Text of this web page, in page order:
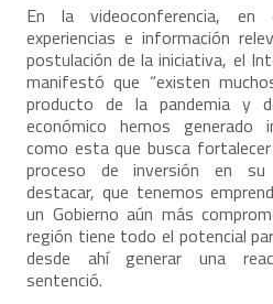
En la videoconferencia, en
experiencias e información
postulación de la iniciativa, el
manifestó que “existen
producto de la pandemia y
económico hemos generado
como esta que busca
proceso de inversión en su
destacar, que tenemos
un Gobierno aún más
región tiene todo el potencial
desde ahí generar una
sentenció.